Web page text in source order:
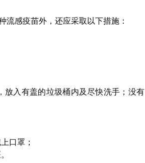
流感疫苗外，还应采取以下措施：
放入有盖的垃圾桶内及尽快洗手；没有
口罩；